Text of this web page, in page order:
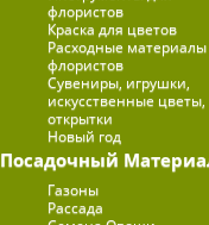
флористов
Краска для цветов
Расходные
флористов
Сувениры, игрушки,
искусственные цветы,
открытки
Новый год
Посадочный
Газоны
Рассада